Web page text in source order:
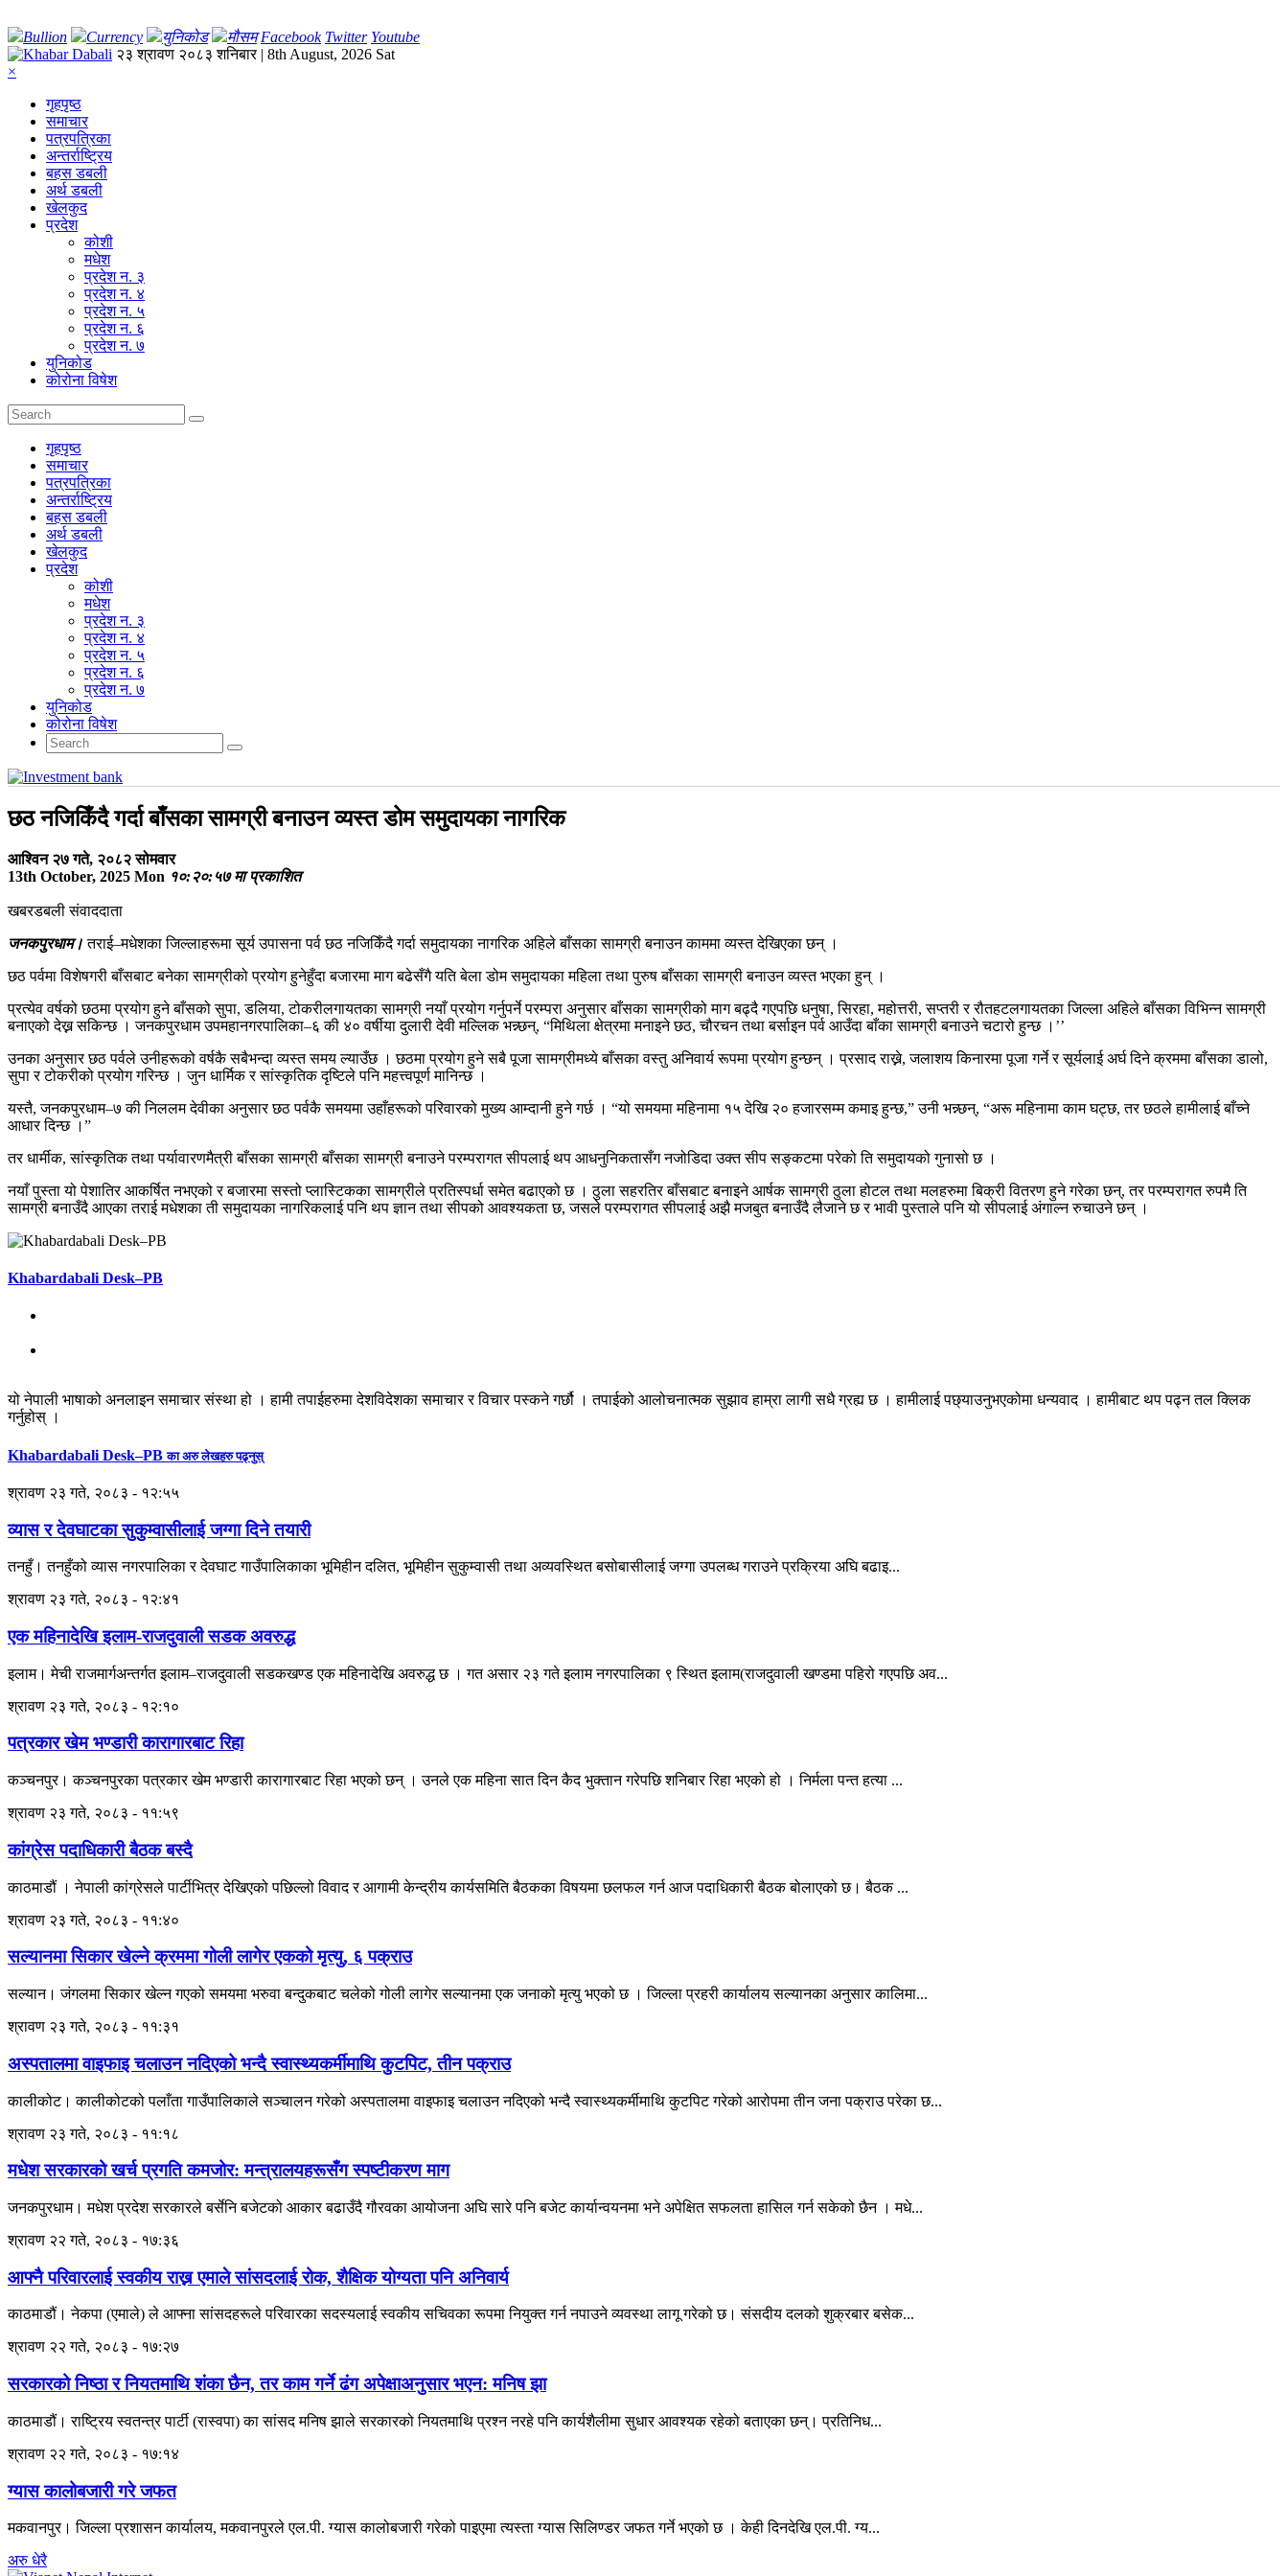
Bullion Currency युनिकोड मौसम Facebook Twitter Youtube
२३ श्रावण २०८३ शनिबार | 8th August, 2026 Sat
×
गृहपृष्‍ठ
समाचार
पत्रपत्रिका
अन्तर्राष्ट्रिय
बहस डबली
अर्थ डबली
खेलकुद
प्रदेश
कोशी
मधेश
प्रदेश न. ३
प्रदेश न. ४
प्रदेश न. ५
प्रदेश न. ६
प्रदेश न. ७
युनिकोड
कोरोना विषेश
गृहपृष्‍ठ
समाचार
पत्रपत्रिका
अन्तर्राष्ट्रिय
बहस डबली
अर्थ डबली
खेलकुद
प्रदेश
कोशी
मधेश
प्रदेश न. ३
प्रदेश न. ४
प्रदेश न. ५
प्रदेश न. ६
प्रदेश न. ७
युनिकोड
कोरोना विषेश
छठ नजिकिँदै गर्दा बाँसका सामग्री बनाउन व्यस्त डोम समुदायका नागरिक
आश्विन २७ गते, २०८२ सोमवार
13th October, 2025 Mon १०:२०:५७ मा प्रकाशित
खबरडबली संवाददाता
जनकपुरधाम।तराई–मधेशका जिल्लाहरूमा सूर्य उपासना पर्व छठ नजिकिँदै गर्दा समुदायका नागरिक अहिले बाँसका सामग्री बनाउन काममा व्यस्त देखिएका छन् ।
छठ पर्वमा विशेषगरी बाँसबाट बनेका सामग्रीको प्रयोग हुनेहुँदा बजारमा माग बढेसँगै यति बेला डोम समुदायका महिला तथा पुरुष बाँसका सामग्री बनाउन व्यस्त भएका हुन् ।
प्रत्येव वर्षको छठमा प्रयोग हुने बाँसको सुपा, डलिया, टोकरीलगायतका सामग्री नयाँ प्रयोग गर्नुपर्ने परम्परा अनुसार बाँसका सामग्रीको माग बढ्दै गएपछि धनुषा, सिरहा, महोत्तरी, सप्तरी र रौतहटलगायतका जिल्ला अहिले बाँसका विभिन्न सामग्री
बनाएको देख्न सकिन्छ । जनकपुरधाम उपमहानगरपालिका–६ की ४० वर्षीया दुलारी देवी मल्लिक भन्न्छन्, “मिथिला क्षेत्रमा मनाइने छठ, चौरचन तथा बर्साइन पर्व आउँदा बाँका सामग्री बनाउने चटारो हुन्छ ।’’
उनका अनुसार छठ पर्वले उनीहरूको वर्षकै सबैभन्दा व्यस्त समय ल्याउँछ । छठमा प्रयोग हुने सबै पूजा सामग्रीमध्ये बाँसका वस्तु अनिवार्य रूपमा प्रयोग हुन्छन् । प्रसाद राख्ने, जलाशय किनारमा पूजा गर्ने र सूर्यलाई अर्घ दिने क्रममा बाँसका डालो,
सुपा र टोकरीको प्रयोग गरिन्छ । जुन धार्मिक र सांस्कृतिक दृष्टिले पनि महत्त्वपूर्ण मानिन्छ ।
यस्तै, जनकपुरधाम–७ की निललम देवीका अनुसार छठ पर्वकै समयमा उहाँहरूको परिवारको मुख्य आम्दानी हुने गर्छ । “यो समयमा महिनामा १५ देखि २० हजारसम्म कमाइ हुन्छ,” उनी भन्न्छन्, “अरू महिनामा काम घट्छ, तर छठले हामीलाई बाँच्ने
आधार दिन्छ ।”
तर धार्मीक, सांस्कृतिक तथा पर्यावारणमैत्री बाँसका सामग्री बाँसका सामग्री बनाउने परम्परागत सीपलाई थप आधनुनिकतासँग नजोडिदा उक्त सीप सङ्कटमा परेको ति समुदायको गुनासो छ ।
नयाँ पुस्ता यो पेशातिर आकर्षित नभएको र बजारमा सस्तो प्लास्टिकका सामग्रीले प्रतिस्पर्धा समेत बढाएको छ । ठुला सहरतिर बाँसबाट बनाइने आर्षक सामग्री ठुला होटल तथा मलहरुमा बिक्री वितरण हुने गरेका छन्, तर परम्परागत रुपमै ति
सामग्री बनाउँदै आएका तराई मधेशका ती समुदायका नागरिकलाई पनि थप ज्ञान तथा सीपको आवश्यकता छ, जसले परम्परागत सीपलाई अझै मजबुत बनाउँदै लैजाने छ र भावी पुस्ताले पनि यो सीपलाई अंगाल्न रुचाउने छन् ।
Khabardabali Desk–PB
यो नेपाली भाषाको अनलाइन समाचार संस्था हो । हामी तपाईहरुमा देशविदेशका समाचार र विचार पस्कने गर्छौ । तपाईको आलोचनात्मक सुझाव हाम्रा लागी सधै ग्रह्य छ । हामीलाई पछ्याउनुभएकोमा धन्यवाद । हामीबाट थप पढ्न तल क्लिक
गर्नुहोस् ।
Khabardabali Desk–PBका अरु लेखहरु पढ्नुस्
श्रावण २३ गते, २०८३ - १२:५५
व्यास र देवघाटका सुकुम्वासीलाई जग्गा दिने तयारी
तनहुँ। तनहुँको व्यास नगरपालिका र देवघाट गाउँपालिकाका भूमिहीन दलित, भूमिहीन सुकुम्वासी तथा अव्यवस्थित बसोबासीलाई जग्गा उपलब्ध गराउने प्रक्रिया अघि बढाइ...
श्रावण २३ गते, २०८३ - १२:४१
एक महिनादेखि इलाम-राजदुवाली सडक अवरुद्ध
इलाम। मेची राजमार्गअन्तर्गत इलाम–राजदुवाली सडकखण्ड एक महिनादेखि अवरुद्ध छ । गत असार २३ गते इलाम नगरपालिका ९ स्थित इलाम(राजदुवाली खण्डमा पहिरो गएपछि अव...
श्रावण २३ गते, २०८३ - १२:१०
पत्रकार खेम भण्डारी कारागारबाट रिहा
कञ्चनपुर। कञ्चनपुरका पत्रकार खेम भण्डारी कारागारबाट रिहा भएको छन् । उनले एक महिना सात दिन कैद भुक्तान गरेपछि शनिबार रिहा भएको हो । निर्मला पन्त हत्या ...
श्रावण २३ गते, २०८३ - ११:५९
कांग्रेस पदाधिकारी बैठक बस्दै
काठमाडौं । नेपाली कांग्रेसले पार्टीभित्र देखिएको पछिल्लो विवाद र आगामी केन्द्रीय कार्यसमिति बैठकका विषयमा छलफल गर्न आज पदाधिकारी बैठक बोलाएको छ। बैठक ...
श्रावण २३ गते, २०८३ - ११:४०
सल्यानमा सिकार खेल्ने क्रममा गोली लागेर एकको मृत्यु, ६ पक्राउ
सल्यान। जंगलमा सिकार खेल्न गएको समयमा भरुवा बन्दुकबाट चलेको गोली लागेर सल्यानमा एक जनाको मृत्यु भएको छ । जिल्ला प्रहरी कार्यालय सल्यानका अनुसार कालिमा...
श्रावण २३ गते, २०८३ - ११:३१
अस्पतालमा वाइफाइ चलाउन नदिएको भन्दै स्वास्थ्यकर्मीमाथि कुटपिट, तीन पक्राउ
कालीकोट। कालीकोटको पलाँता गाउँपालिकाले सञ्चालन गरेको अस्पतालमा वाइफाइ चलाउन नदिएको भन्दै स्वास्थ्यकर्मीमाथि कुटपिट गरेको आरोपमा तीन जना पक्राउ परेका छ...
श्रावण २३ गते, २०८३ - ११:१८
मधेश सरकारको खर्च प्रगति कमजोर: मन्त्रालयहरूसँग स्पष्टीकरण माग
जनकपुरधाम। मधेश प्रदेश सरकारले बर्सेनि बजेटको आकार बढाउँदै गौरवका आयोजना अघि सारे पनि बजेट कार्यान्वयनमा भने अपेक्षित सफलता हासिल गर्न सकेको छैन । मधे...
श्रावण २२ गते, २०८३ - १७:३६
आफ्नै परिवारलाई स्वकीय राख्न एमाले सांसदलाई रोक, शैक्षिक योग्यता पनि अनिवार्य
काठमाडौं। नेकपा (एमाले) ले आफ्ना सांसदहरूले परिवारका सदस्यलाई स्वकीय सचिवका रूपमा नियुक्त गर्न नपाउने व्यवस्था लागू गरेको छ। संसदीय दलको शुक्रबार बसेक...
श्रावण २२ गते, २०८३ - १७:२७
सरकारको निष्ठा र नियतमाथि शंका छैन, तर काम गर्ने ढंग अपेक्षाअनुसार भएन: मनिष झा
काठमाडौं। राष्ट्रिय स्वतन्त्र पार्टी (रास्वपा) का सांसद मनिष झाले सरकारको नियतमाथि प्रश्न नरहे पनि कार्यशैलीमा सुधार आवश्यक रहेको बताएका छन्। प्रतिनिध...
श्रावण २२ गते, २०८३ - १७:१४
ग्यास कालोबजारी गरे जफत
मकवानपुर। जिल्ला प्रशासन कार्यालय, मकवानपुरले एल.पी. ग्यास कालोबजारी गरेको पाइएमा त्यस्ता ग्यास सिलिण्डर जफत गर्ने भएको छ । केही दिनदेखि एल.पी. ग्य...
अरु धेरै